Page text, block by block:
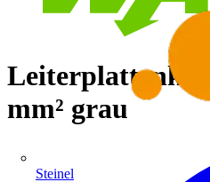
Steinel
mm² grau